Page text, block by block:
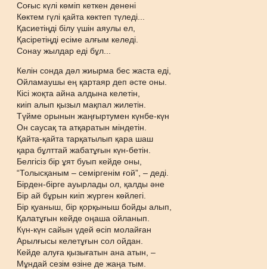
Соғыс күлі көміп кеткен денені
Көктем гүлі қайта көктеп түледі...
Қасиетіңді білу үшін аяулы ел,
Қасіретіңді есіме алғым келеді.
Сонау жылдар еді бұл...
Келін сонда дәл жиырма бес жаста еді,
Ойламаушы ең қартаяр деп әсте оны.
Кісі жоқта айна алдына келетін,
киіп алып қызыл мақпал жилетін.
Түйме орынын жаңғыртумен күнбе-күн
Он саусақ та атқаратын міндетін.
Қайта-қайта тарқатылып қара шаш
қара бұлттай жабатұғын күн-бетін.
Белгісіз бір ұят буып кейде оны,
“Толысқаным – семіргенім ғой”, – деді.
Бірден-бірге ауырлады ол, қалды әне
Бір ай бұрын киіп жүрген көйлегі.
Бір қуаныш, бір қорқыныш бойды алып,
Қалатұғын кейде оңаша ойланып.
Күн-күн сайын үдей өсіп молайған
Арылғысы келетұғын сол ойдан.
Кейде алуға қызығатын ана атын, –
Мұндай сезім өзіне де жаңа тым.